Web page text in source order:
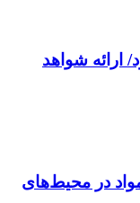
ارائه شواهد
در محیط‌های